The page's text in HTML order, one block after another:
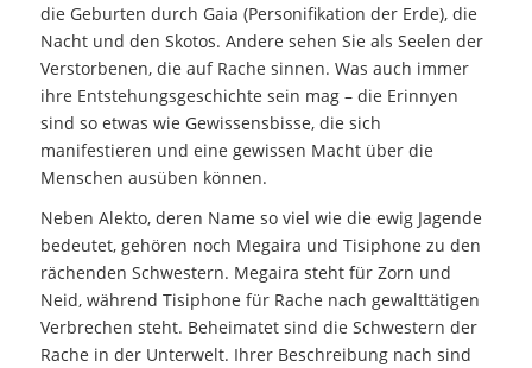
die Geburten durch Gaia (Personifikation der Erde), die
Nacht und den Skotos. Andere sehen Sie als Seelen der
Verstorbenen, die auf Rache sinnen. Was auch immer
ihre Entstehungsgeschichte sein mag – die Erinnyen
sind so etwas wie Gewissensbisse, die sich
manifestieren und eine gewissen Macht über die
Menschen ausüben können.
Neben Alekto, deren Name so viel wie die ewig Jagende
bedeutet, gehören noch Megaira und Tisiphone zu den
rächenden Schwestern. Megaira steht für Zorn und
Neid, während Tisiphone für Rache nach gewalttätigen
Verbrechen steht. Beheimatet sind die Schwestern der
Rache in der Unterwelt. Ihrer Beschreibung nach sind